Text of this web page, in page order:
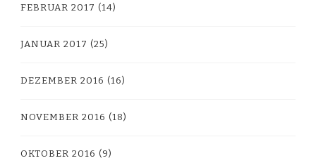
FEBRUAR 2017 (14)
JANUAR 2017 (25)
DEZEMBER 2016 (16)
NOVEMBER 2016 (18)
OKTOBER 2016 (9)